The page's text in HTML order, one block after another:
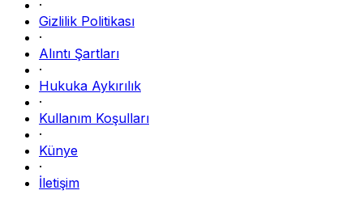
·
Gizlilik Politikası
·
Alıntı Şartları
·
Hukuka Aykırılık
·
Kullanım Koşulları
·
Künye
·
İletişim